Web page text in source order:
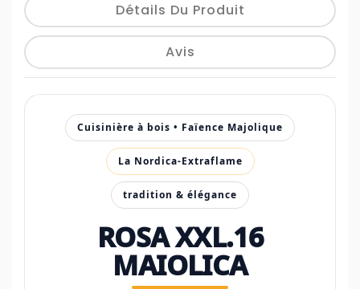
Détails Du Produit
Avis
Cuisinière à bois • Faïence Majolique
La Nordica-Extraflame
tradition & élégance
ROSA XXL.16
MAIOLICA